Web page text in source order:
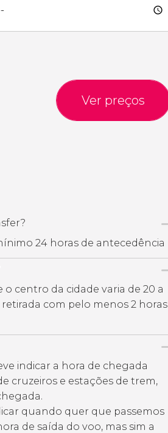
Ver preços
24 horas de antecedência
centro da cidade varia de 20 a
com pelo menos 2 horas
indicar a hora de chegada
cruzeiros e estações de trem,
quando quer que passemos
de saída do voo, mas sim a